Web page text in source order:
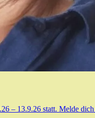
– 13.9.26 statt. Melde